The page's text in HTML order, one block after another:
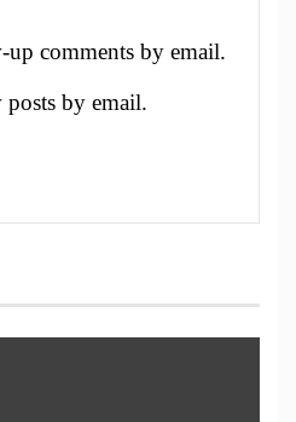
comments by email.
by email.